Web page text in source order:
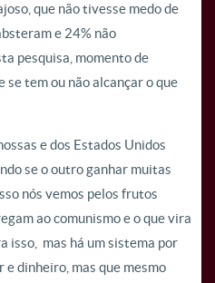
que não tivesse medo de
e 24% não
pesquisa, momento de
se tem ou não alcançar o que
e dos Estados Unidos
se o outro ganhar muitas
nós vemos pelos frutos
ao comunismo e o que vira
isso, mas há um sistema por
dinheiro, mas que mesmo